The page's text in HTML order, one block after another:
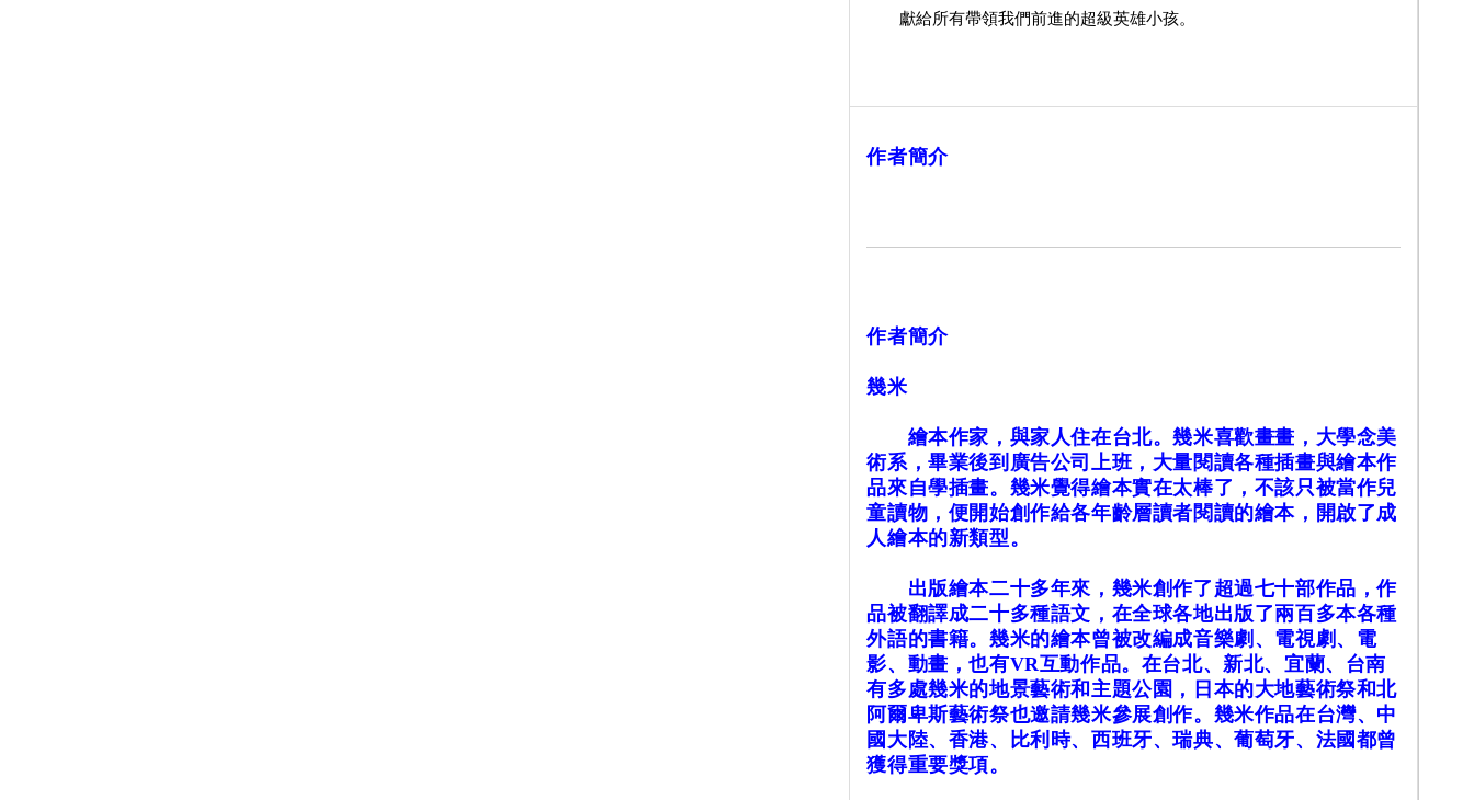
獻給所有帶領我們前進的超級英雄小孩。
作者簡介
作者簡介
幾米
繪本作家，與家人住在台北。幾米喜歡畫畫，大學念美
術系，畢業後到廣告公司上班，大量閱讀各種插畫與繪本作
品來自學插畫。幾米覺得繪本實在太棒了，不該只被當作兒
童讀物，便開始創作給各年齡層讀者閱讀的繪本，開啟了成
人繪本的新類型。
出版繪本二十多年來，幾米創作了超過七十部作品，作
品被翻譯成二十多種語文，在全球各地出版了兩百多本各種
外語的書籍。幾米的繪本曾被改編成音樂劇、電視劇、電
影、動畫，也有VR互動作品。在台北、新北、宜蘭、台南
有多處幾米的地景藝術和主題公園，日本的大地藝術祭和北
阿爾卑斯藝術祭也邀請幾米參展創作。幾米作品在台灣、中
國大陸、香港、比利時、西班牙、瑞典、葡萄牙、法國都曾
獲得重要獎項。